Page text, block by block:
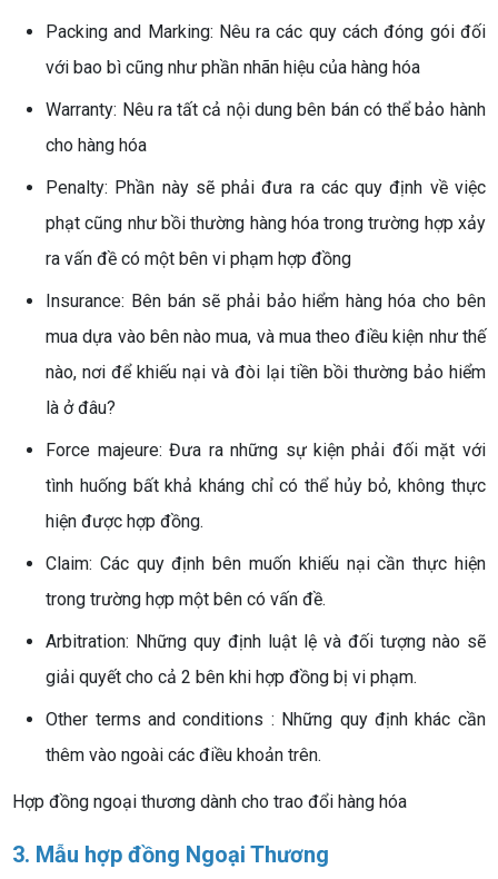
Packing and Marking: Nêu ra các quy cách đóng gói đối
với bao bì cũng như phần nhãn hiệu của hàng hóa
Warranty: Nêu ra tất cả nội dung bên bán có thể bảo hành
cho hàng hóa
Penalty: Phần này sẽ phải đưa ra các quy định về việc
phạt cũng như bồi thường hàng hóa trong trường hợp xảy
ra vấn đề có một bên vi phạm hợp đồng
Insurance: Bên bán sẽ phải bảo hiểm hàng hóa cho bên
mua dựa vào bên nào mua, và mua theo điều kiện như thế
nào, nơi để khiếu nại và đòi lại tiền bồi thường bảo hiểm
là ở đâu?
Force majeure: Đưa ra những sự kiện phải đối mặt với
tình huống bất khả kháng chỉ có thể hủy bỏ, không thực
hiện được hợp đồng.
Claim: Các quy định bên muốn khiếu nại cần thực hiện
trong trường hợp một bên có vấn đề.
Arbitration: Những quy định luật lệ và đối tượng nào sẽ
giải quyết cho cả 2 bên khi hợp đồng bị vi phạm.
Other terms and conditions : Những quy định khác cần
thêm vào ngoài các điều khoản trên.
Hợp đồng ngoại thương dành cho trao đổi hàng hóa
3. Mẫu hợp đồng Ngoại Thương